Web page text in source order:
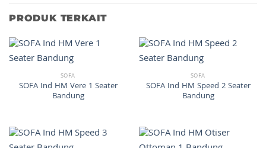
PRODUK TERKAIT
SOFA
SOFA Ind HM Vere 1 Seater
Bandung
SOFA
SOFA Ind HM Speed 2 Seater
Bandung